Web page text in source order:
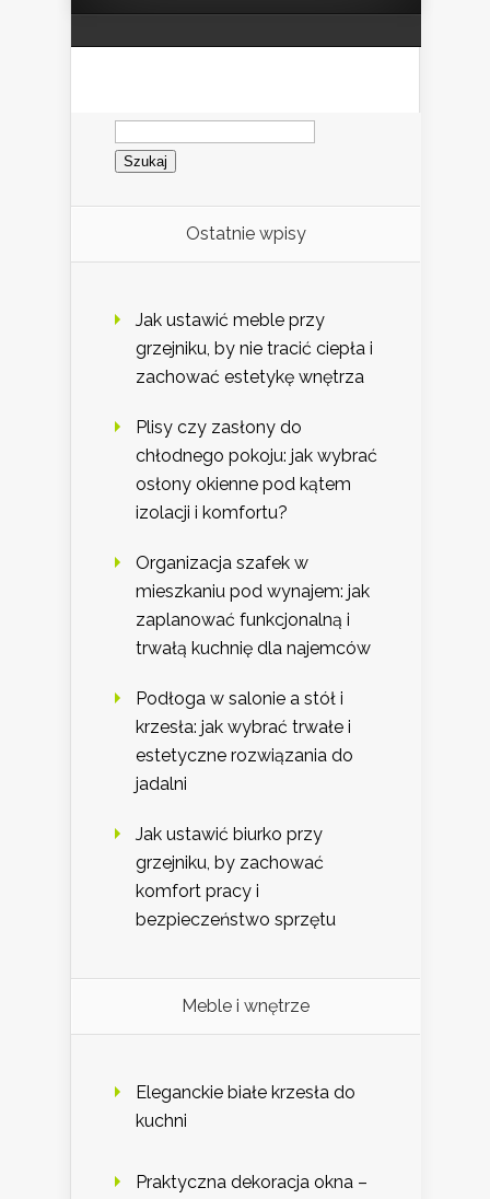
Szukaj:
Ostatnie wpisy
Jak ustawić meble przy
grzejniku, by nie tracić ciepła i
zachować estetykę wnętrza
Plisy czy zasłony do
chłodnego pokoju: jak wybrać
osłony okienne pod kątem
izolacji i komfortu?
Organizacja szafek w
mieszkaniu pod wynajem: jak
zaplanować funkcjonalną i
trwałą kuchnię dla najemców
Podłoga w salonie a stół i
krzesła: jak wybrać trwałe i
estetyczne rozwiązania do
jadalni
Jak ustawić biurko przy
grzejniku, by zachować
komfort pracy i
bezpieczeństwo sprzętu
Meble i wnętrze
Eleganckie białe krzesła do
kuchni
Praktyczna dekoracja okna –